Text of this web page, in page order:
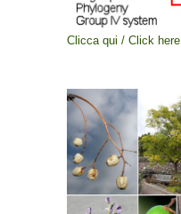
Clicca qui / Click here